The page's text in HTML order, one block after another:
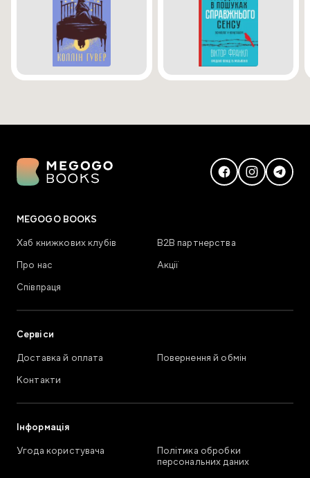
MEGOGO BOOKS
Хаб книжкових клубів
В2В партнерства
Про нас
Акції
Співпраця
Сервіси
Доставка й оплата
Повернення й обмін
Контакти
Інформація
Угода користувача
Політика обробки
персональних даних